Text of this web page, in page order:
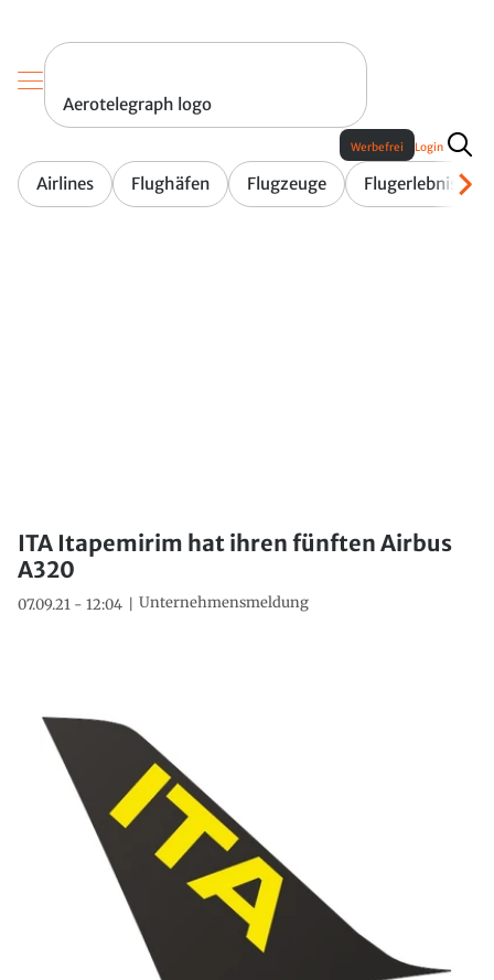
Aerotelegraph logo
Airlines Flughäfen Flugzeuge Flugerlebnis
Werbefrei Login
ITA Itapemirim hat ihren fünften Airbus
A320
07.09.21 - 12:04 Unternehmensmeldung